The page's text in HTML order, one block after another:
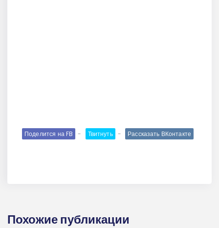
Поделится на FB Твитнуть Рассказать ВКонтакте
Похожие публикации